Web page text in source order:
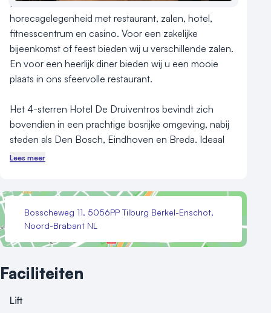
Hotel De Druiventros is een unieke
horecagelegenheid met restaurant, zalen, hotel,
fitnesscentrum en casino. Voor een zakelijke
bijeenkomst of feest bieden wij u verschillende zalen.
En voor een heerlijk diner bieden wij u een mooie
plaats in ons sfeervolle restaurant.
Het 4-sterren Hotel De Druiventros bevindt zich
bovendien in een prachtige bosrijke omgeving, nabij
steden als Den Bosch, Eindhoven en Breda. Ideaal
voor wandel- en fietsfanaten, maar ook voor
De gunstige ligging, goede faciliteiten, enthousiaste
medewerkers, vakbekwaamheid en de Brabantse
gastvrijheid beloven u een aangenaam verblijf in Hotel
Lees meer
Bosscheweg 11, 5056PP Tilburg Berkel-Enschot,
Noord-Brabant NL
Faciliteiten
Lift